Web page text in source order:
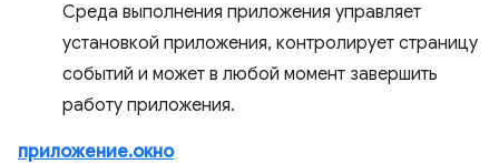
Среда выполнения приложения управляет
установкой приложения, контролирует страницу
событий и может в любой момент завершить
работу приложения.
приложение.окно